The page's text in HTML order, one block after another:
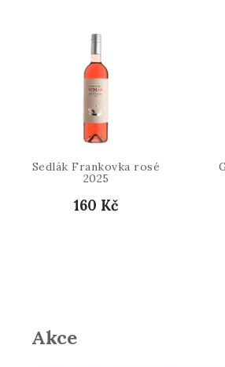
Sedlák Frankovka rosé
2025
160 Kč
Akce